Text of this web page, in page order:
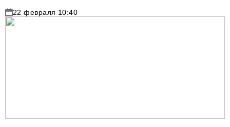
22 февраля 10:40